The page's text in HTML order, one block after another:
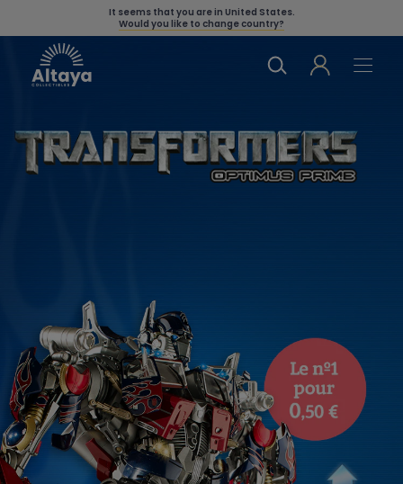
It seems that you are in United States.
Would you like to change country?